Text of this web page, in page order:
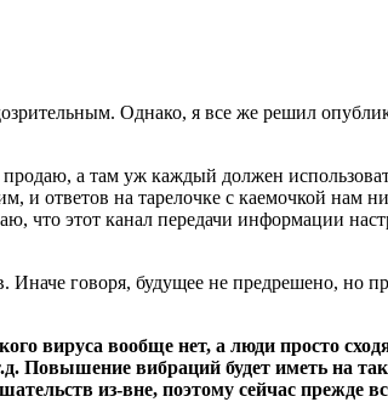
Однако, я все же решил
а там уж каждый должен
и ответов на тарелочке с каемочкой нам
что этот канал передачи информации
Иначе говоря, будущее не предрешено, но
вируса вообще нет, а люди просто
Повышение вибраций будет иметь на
из-вне, поэтому сейчас прежде